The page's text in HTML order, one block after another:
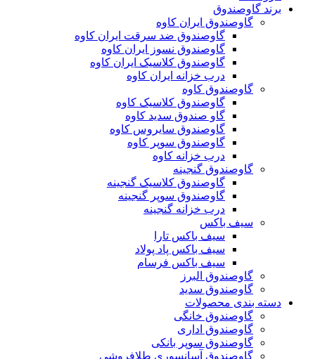
برند گاوصندوق
گاوصندوق ایران کاوه
گاوصندوق ضد سرقت ایران کاوه
گاوصندوق نسوز ایران کاوه
گاوصندوق کلاسیک ایران کاوه
درب خزانه ایران کاوه
گاوصندوق کاوه
گاوصندوق کلاسیک کاوه
گاو صندوق سدید کاوه
گاوصندوق سایروس کاوه
گاوصندوق سوپر کاوه
درب خزانه کاوه
گاوصندوق گنجینه
گاوصندوق کلاسیک گنجینه
گاوصندوق سوپر گنجینه
درب خزانه گنجینه
سیف باکس
سیف باکس تارا
سیف باکس پاد پولاد
سیف باکس فرسام
گاوصندوق البرز
گاوصندوق سدید
دسته بندی محصولات
گاوصندوق خانگی
گاوصندوق اداری
گاوصندوق سوپر بانکی
گاوصندوق آسانسوری طلافروشی